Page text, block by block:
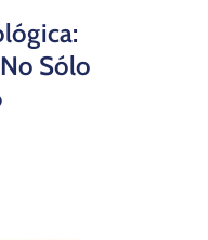
Sólo